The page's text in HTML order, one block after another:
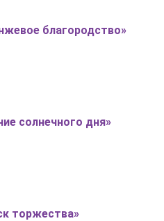
благородство»
солнечного дня»
торжества»